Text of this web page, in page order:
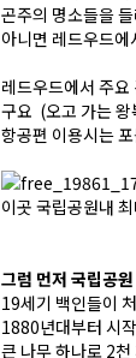
곤주의 명소들을
아니면 레드우드
레드우드에서 주
구요 (오고 가는 왕
항공편 이용시는
이곳 국립공원내
그럼 먼저 국립공
19세기 백인들이
1880년대부터 시
큰 나무 하나로 2